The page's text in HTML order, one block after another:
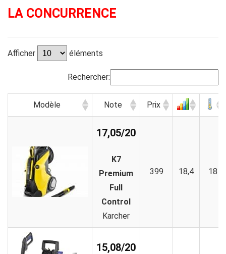
LA CONCURRENCE
Afficher éléments
Rechercher:
Modèle Note Prix
17,05/20
K7
Premium
Full
Control
Karcher
399 18,4 18
15,08/20